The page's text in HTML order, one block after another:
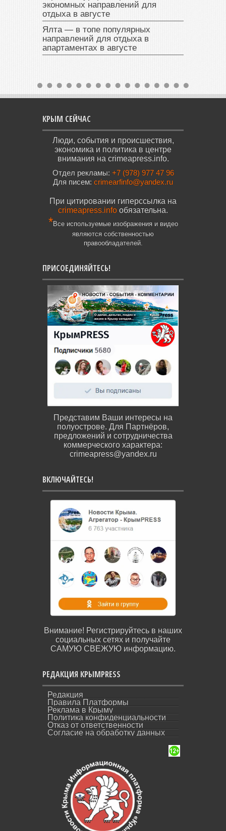
экономных направлений для
отдыха в августе
Ялта — в топе популярных
направлений для отдыха в
апартаментах в августе
КРЫМ СЕЙЧАС
Люди, события и происшествия,
экономика и политика в центре
внимания на crimeapress.info.
Отдел рекламы: +7 (978) 977 47 96
Для писем: crimearfinfo@yandex.ru
При цитировании гиперссылка на
crimeapress.info обязательна.
*Все используемые изображения и видео
являются собственностью
правообладателей.
ПРИСОЕДИНЯЙТЕСЬ!
Представим Ваши интересы на
полуострове. Для Партнёров,
предложений и сотрудничества
коммерческого характера:
crimeapress@yandex.ru
ВКЛЮЧАЙТЕСЬ!
Внимание! Регистрируйтесь в наших
социальных сетях и получайте
САМУЮ СВЕЖУЮ информацию.
РЕДАКЦИЯ КРЫМPRESS
Редакция
Правила Платформы
Реклама в Крыму
Политика конфиденциальности
Отказ от ответственности
Согласие на обработку данных